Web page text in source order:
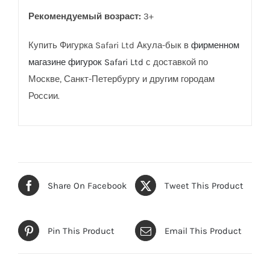
Рекомендуемый возраст: 3+
Купить Фигурка Safari Ltd Акула-бык в фирменном
магазине фигурок Safari Ltd с доставкой по
Москве, Санкт-Петербургу и другим городам
России.
Share On Facebook Tweet This Product
Pin This Product Email This Product